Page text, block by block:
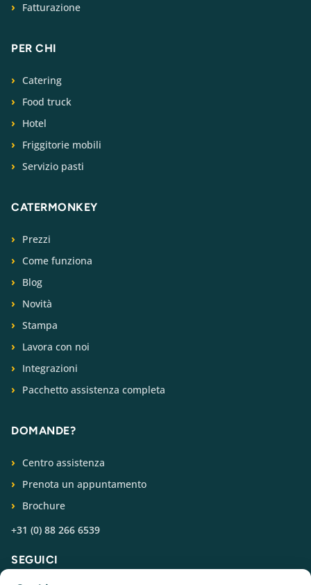
Fatturazione
PER CHI
Catering
Food truck
Hotel
Friggitorie mobili
Servizio pasti
CATERMONKEY
Prezzi
Come funziona
Blog
Novità
Stampa
Lavora con noi
Integrazioni
Pacchetto assistenza completa
DOMANDE?
Centro assistenza
Prenota un appuntamento
Brochure
+31 (0) 88 266 6539
SEGUICI